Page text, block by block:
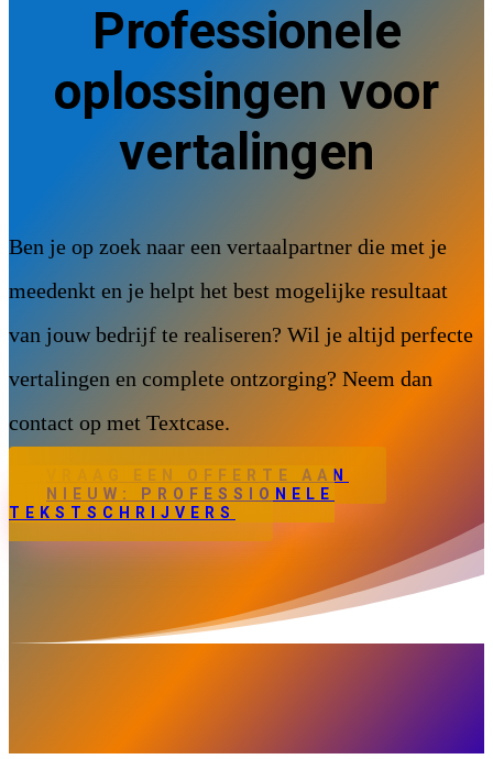
Professionele
oplossingen voor
vertalingen
Ben je op zoek naar een vertaalpartner die met je
meedenkt en je helpt het best mogelijke resultaat
van jouw bedrijf te realiseren? Wil je altijd perfecte
vertalingen en complete ontzorging? Neem dan
contact op met Textcase.
VRAAG EEN OFFERTE AAN
NIEUW: PROFESSIONELE
TEKSTSCHRIJVERS